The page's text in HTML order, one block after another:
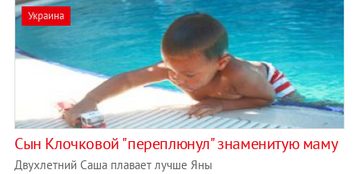
Украина
Сын Клочковой "переплюнул" знаменитую маму
Двухлетний Саша плавает лучше Яны